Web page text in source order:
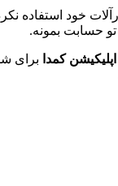
استفاده
اپلیکیشن کمدا برای